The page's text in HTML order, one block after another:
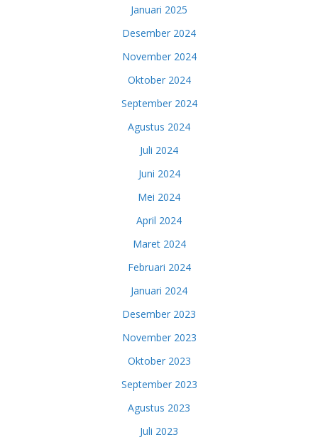
Januari 2025
Desember 2024
November 2024
Oktober 2024
September 2024
Agustus 2024
Juli 2024
Juni 2024
Mei 2024
April 2024
Maret 2024
Februari 2024
Januari 2024
Desember 2023
November 2023
Oktober 2023
September 2023
Agustus 2023
Juli 2023